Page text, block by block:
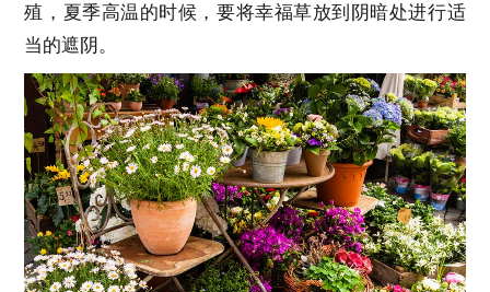
殖，夏季高温的时候，要将幸福草放到阴暗处进行适
当的遮阴。